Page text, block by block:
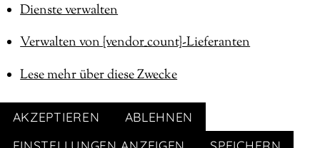
Dienste verwalten
Verwalten von {vendor_count}-Lieferanten
Lese mehr über diese Zwecke
AKZEPTIEREN
ABLEHNEN